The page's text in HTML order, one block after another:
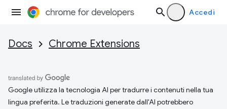
Accedi
Docs Chrome Extensions
Google utilizza la tecnologia AI per tradurre i contenuti nella tua
lingua preferita. Le traduzioni generate dall'AI potrebbero